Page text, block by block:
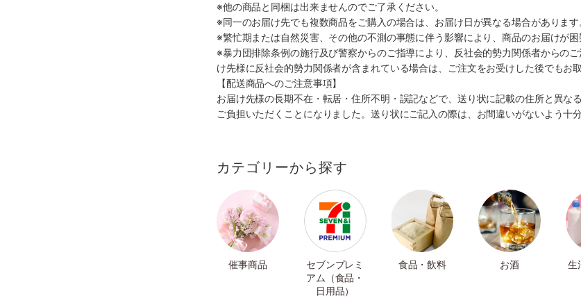
※他の商品と同梱は出来ませんのでご了承ください。
※同一のお届け先でも複数商品をご購入の場合は、お届け日が異なる場合があります
※繁忙期または自然災害、その他の不測の事態に伴う影響により、商品のお届けが
※暴力団排除条例の施行及び警察からのご指導により、反社会的勢力関係者からの
け先様に反社会的勢力関係者が含まれている場合は、ご注文をお受けした後でもお
【配送商品へのご注意事項】
お届け先様の長期不在・転居・住所不明・誤記などで、送り状に記載の住所と異
ご負担いただくことになりました。送り状にご記入の際は、お間違いがないよう十
カテゴリーから探す
催事商品
セブンプレミ
アム（食品・
日用品）
食品・飲料 お酒
生